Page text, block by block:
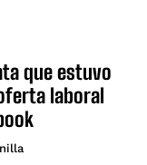
que estuvo
laboral